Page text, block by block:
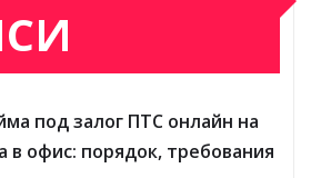
под залог ПТС онлайн на
в офис: порядок, требования